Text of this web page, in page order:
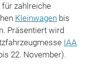
zahlreiche
Kleinwagen bis
Präsentiert wird
IAA
22. November).